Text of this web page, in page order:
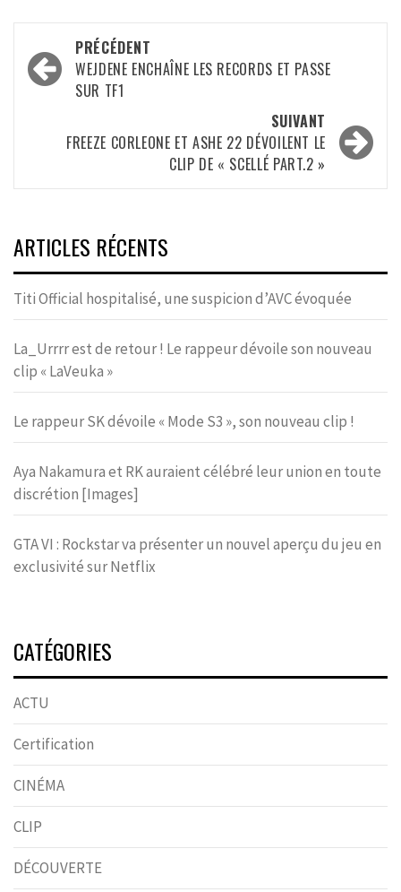
Navigation
d’article
PRÉCÉDENT
WEJDENE ENCHAÎNE LES RECORDS ET PASSE
SUR TF1
SUIVANT
FREEZE CORLEONE ET ASHE 22 DÉVOILENT LE
CLIP DE « SCELLÉ PART.2 »
ARTICLES RÉCENTS
Titi Official hospitalisé, une suspicion d’AVC évoquée
La_Urrrr est de retour ! Le rappeur dévoile son nouveau
clip « LaVeuka »
Le rappeur SK dévoile « Mode S3 », son nouveau clip !
Aya Nakamura et RK auraient célébré leur union en toute
discrétion [Images]
GTA VI : Rockstar va présenter un nouvel aperçu du jeu en
exclusivité sur Netflix
CATÉGORIES
ACTU
Certification
CINÉMA
CLIP
DÉCOUVERTE